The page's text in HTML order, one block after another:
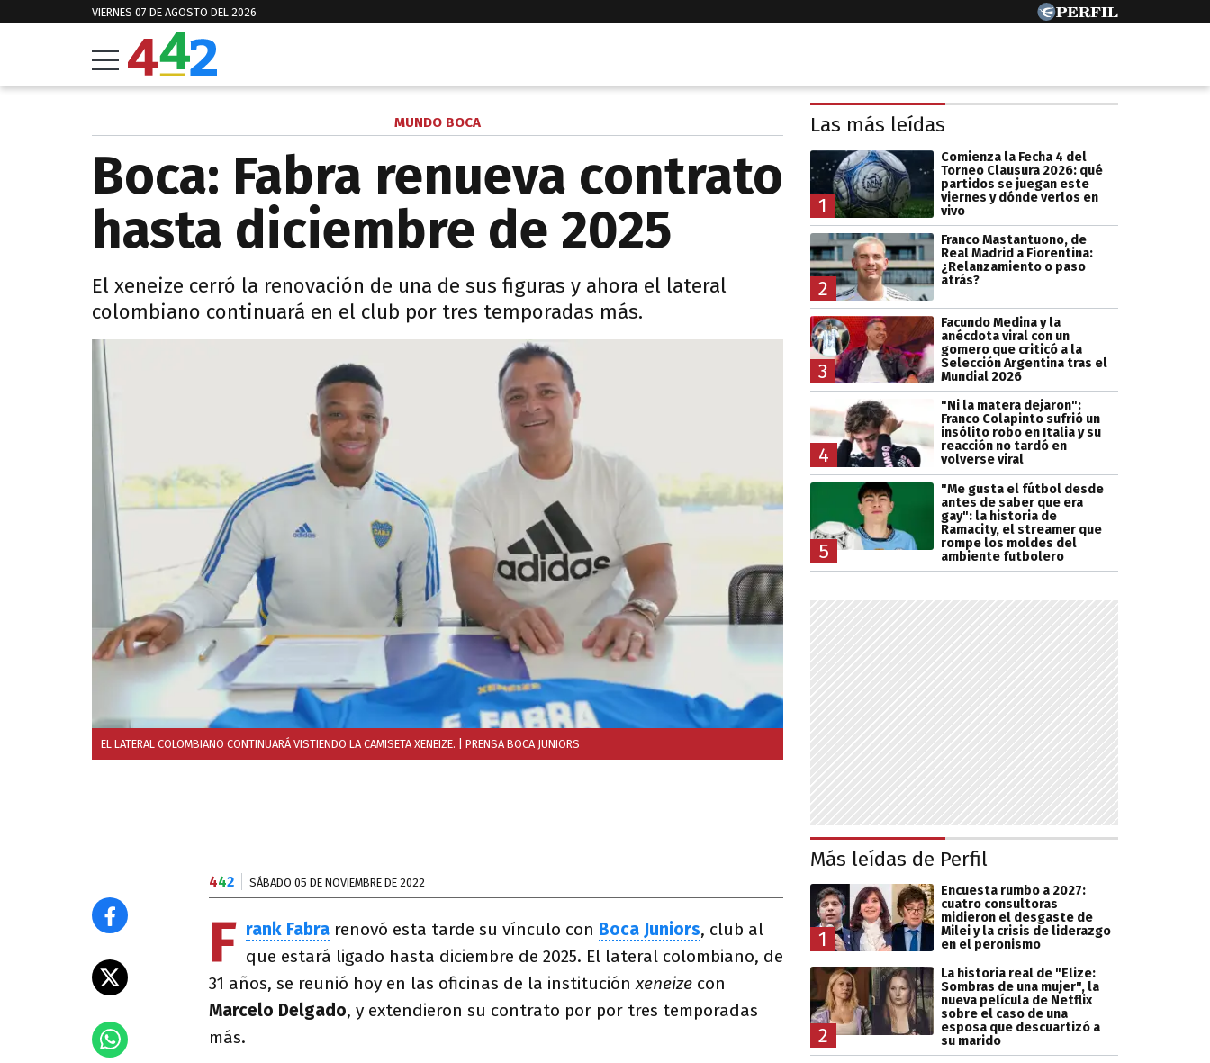
VIERNES 07 DE AGOSTO DEL 2026
MUNDO BOCA
Boca: Fabra renueva contrato
hasta diciembre de 2025
El xeneize cerró la renovación de una de sus figuras y ahora el lateral
colombiano continuará en el club por tres temporadas más.
EL LATERAL COLOMBIANO CONTINUARÁ VISTIENDO LA CAMISETA XENEIZE. | PRENSA BOCA JUNIORS
442 SÁBADO 05 DE NOVIEMBRE DE 2022
F rank Fabra renovó esta tarde su vínculo con Boca Juniors, club al
que estará ligado hasta diciembre de 2025. El lateral colombiano, de
31 años, se reunió hoy en las oficinas de la instituciónxeneize con
Marcelo Delgado, y extendieron su contrato por por tres temporadas
más.
Las más leídas
1
Comienza la Fecha 4 del
Torneo Clausura 2026: qué
partidos se juegan este
viernes y dónde verlos en
vivo
2
Franco Mastantuono, de
Real Madrid a Fiorentina:
¿Relanzamiento o paso
atrás?
3
Facundo Medina y la
anécdota viral con un
gomero que criticó a la
Selección Argentina tras el
Mundial 2026
4
"Ni la matera dejaron":
Franco Colapinto sufrió un
insólito robo en Italia y su
reacción no tardó en
volverse viral
5
"Me gusta el fútbol desde
antes de saber que era
gay": la historia de
Ramacity, el streamer que
rompe los moldes del
ambiente futbolero
Más leídas de Perfil
1
Encuesta rumbo a 2027:
cuatro consultoras
midieron el desgaste de
Milei y la crisis de liderazgo
en el peronismo
2
La historia real de "Elize:
Sombras de una mujer", la
nueva película de Netflix
sobre el caso de una
esposa que descuartizó a
su marido